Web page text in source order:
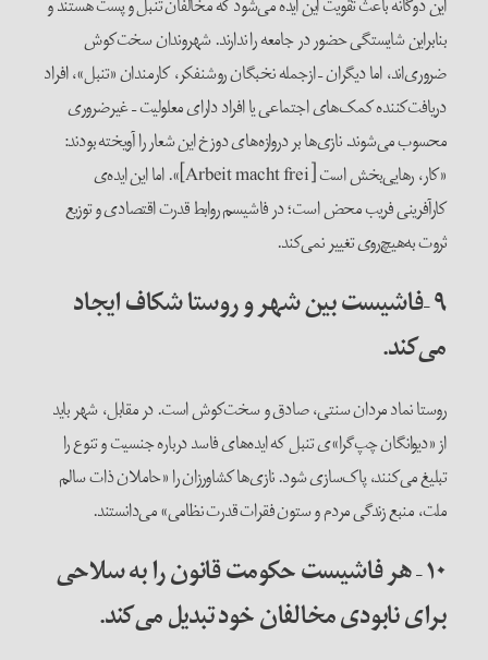
بنابراین شایستگی حضور در جامعه را ندارند. شهروندان سخت‌کوش
ضروری‌اند، اما دیگران – ازجمله نخبگان روشنفکر، کارمندان «تنبل»، افراد
دریافت‌کننده کمک‌های اجتماعی یا افراد دارای معلولیت – غیرضروری
محسوب می‌شوند. نازی‌ها بر دروازه‌های دوزخ این شعار را آویخته بودند:
«کار، رهایی‌بخش است [Arbeit macht frei]». اما این ایده‌ی
کارآفرینی فریب محض است؛ در فاشیسم روابط قدرت اقتصادی و توزیع
ثروت به‌هیچ‌روی تغییر نمی‌کند.
۹–فاشیست بین شهر و روستا شکاف ایجاد
می‌کند.
روستا نماد مردان سنتی، صادق و سخت‌کوش است. در مقابل، شهر باید
از «دیوانگان چپ‌گرا»ی تنبل که ایده‌های فاسد درباره جنسیت و تنوع را
تبلیغ می‌کنند، پاک‌سازی شود. نازی‌ها کشاورزان را «حاملان ذات سالم
ملت، منبع زندگی مردم و ستون فقرات قدرت نظامی» می‌دانستند.
۱۰–هر فاشیست حکومت قانون را به سلاحی
برای نابودی مخالفان خود تبدیل می‌کند.